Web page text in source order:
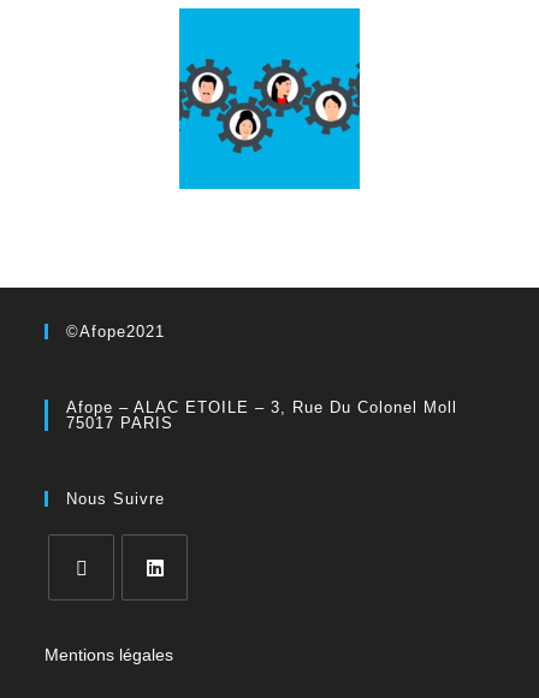
©Afope2021
Afope – ALAC ETOILE – 3, Rue Du Colonel Moll
75017 PARIS
Nous Suivre
Mentions légales